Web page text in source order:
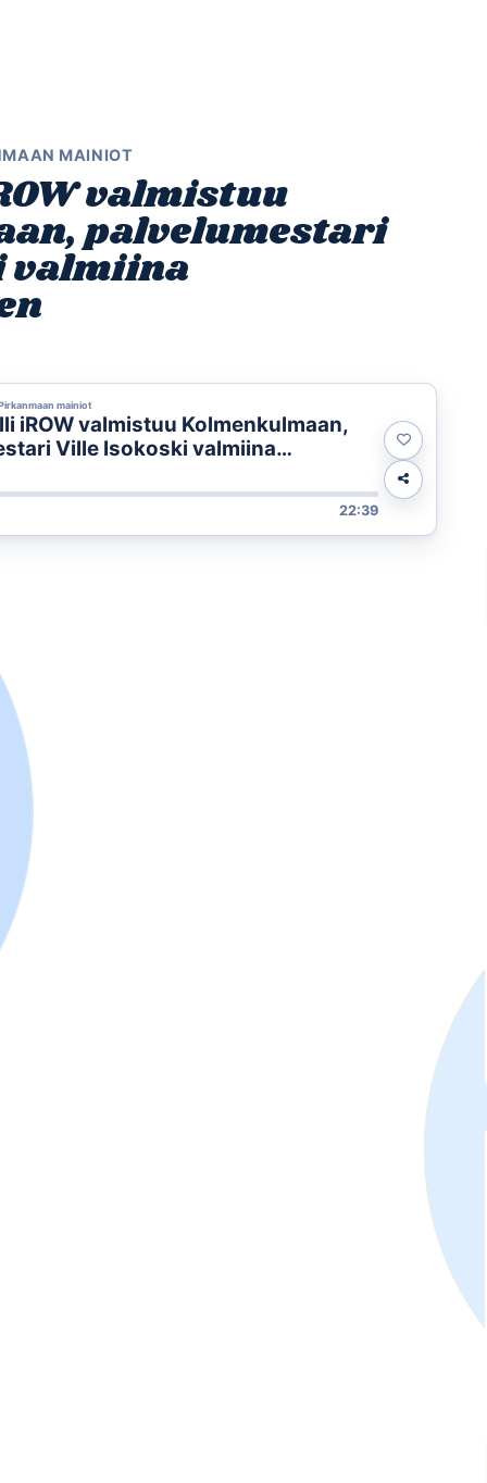
MAINIOT
valmistuu
palvelumestari
valmiina
mainiot
iROW valmistuu Kolmenkulmaan,
Ville Isokoski valmiina
22:39